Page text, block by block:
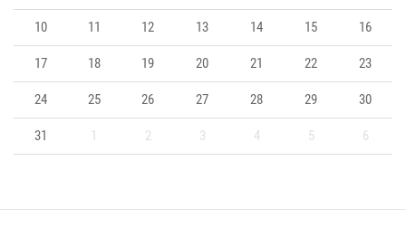
10 11 12 13 14 15 16
17 18 19 20 21 22 23
24 25 26 27 28 29 30
31 1 2 3 4 5 6